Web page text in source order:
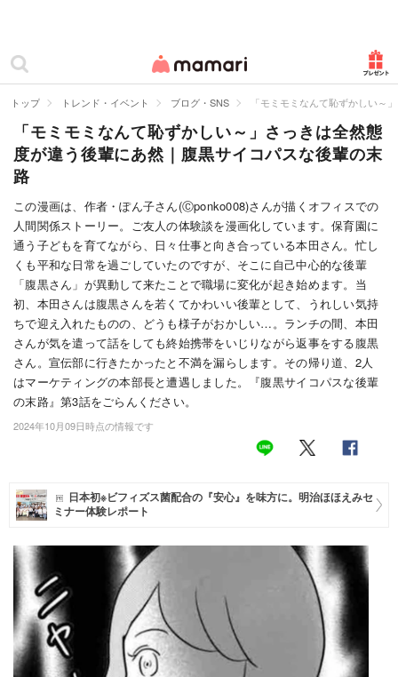
ママリ
カテゴリー一覧
妊娠
出産
赤ちゃん・育児
子育て・家族
病院
美容・ファッション
お仕事
住まい
マネー
トップ トレンド・イベント ブログ・SNS 「モミモミなんて恥ずかしい～
「モミモミなんて恥ずかしい～」さっきは全然態
度が違う後輩にあ然｜腹黒サイコパスな後輩の末
路
この漫画は、作者・ぽん子さん(Ⓒponko008)さんが描くオフィスでの
人間関係ストーリー。ご友人の体験談を漫画化しています。保育園に
通う子どもを育てながら、日々仕事と向き合っている本田さん。忙し
くも平和な日常を過ごしていたのですが、そこに自己中心的な後輩
「腹黒さん」が異動して来たことで職場に変化が起き始めます。当
初、本田さんは腹黒さんを若くてかわいい後輩として、うれしい気持
ちで迎え入れたものの、どうも様子がおかしい…。ランチの間、本田
さんが気を遣って話をしても終始携帯をいじりながら返事をする腹黒
さん。宣伝部に行きたかったと不満を漏らします。その帰り道、2人
はマーケティングの本部長と遭遇しました。『腹黒サイコパスな後輩
の末路』第3話をごらんください。
2024年10月09日時点の情報です
日本初※ビフィズス菌配合の『安心』を味方に。明治ほほえみセ
ミナー体験レポート